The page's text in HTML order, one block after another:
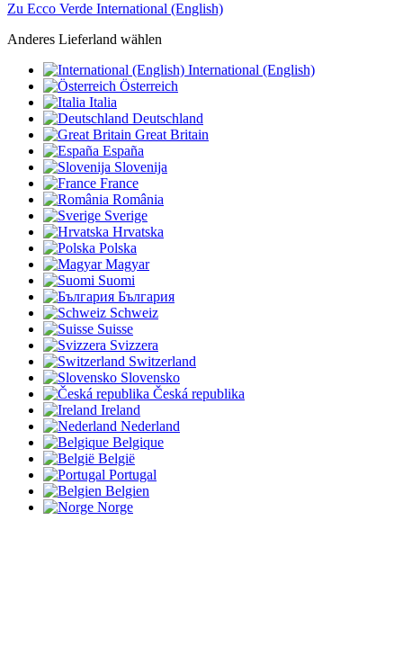
Zu Ecco Verde International (English)
Anderes Lieferland wählen
International (English)
Österreich
Italia
Deutschland
Great Britain
España
Slovenija
France
România
Sverige
Hrvatska
Polska
Magyar
Suomi
България
Schweiz
Suisse
Svizzera
Switzerland
Slovensko
Česká republika
Ireland
Nederland
Belgique
België
Portugal
Belgien
Norge